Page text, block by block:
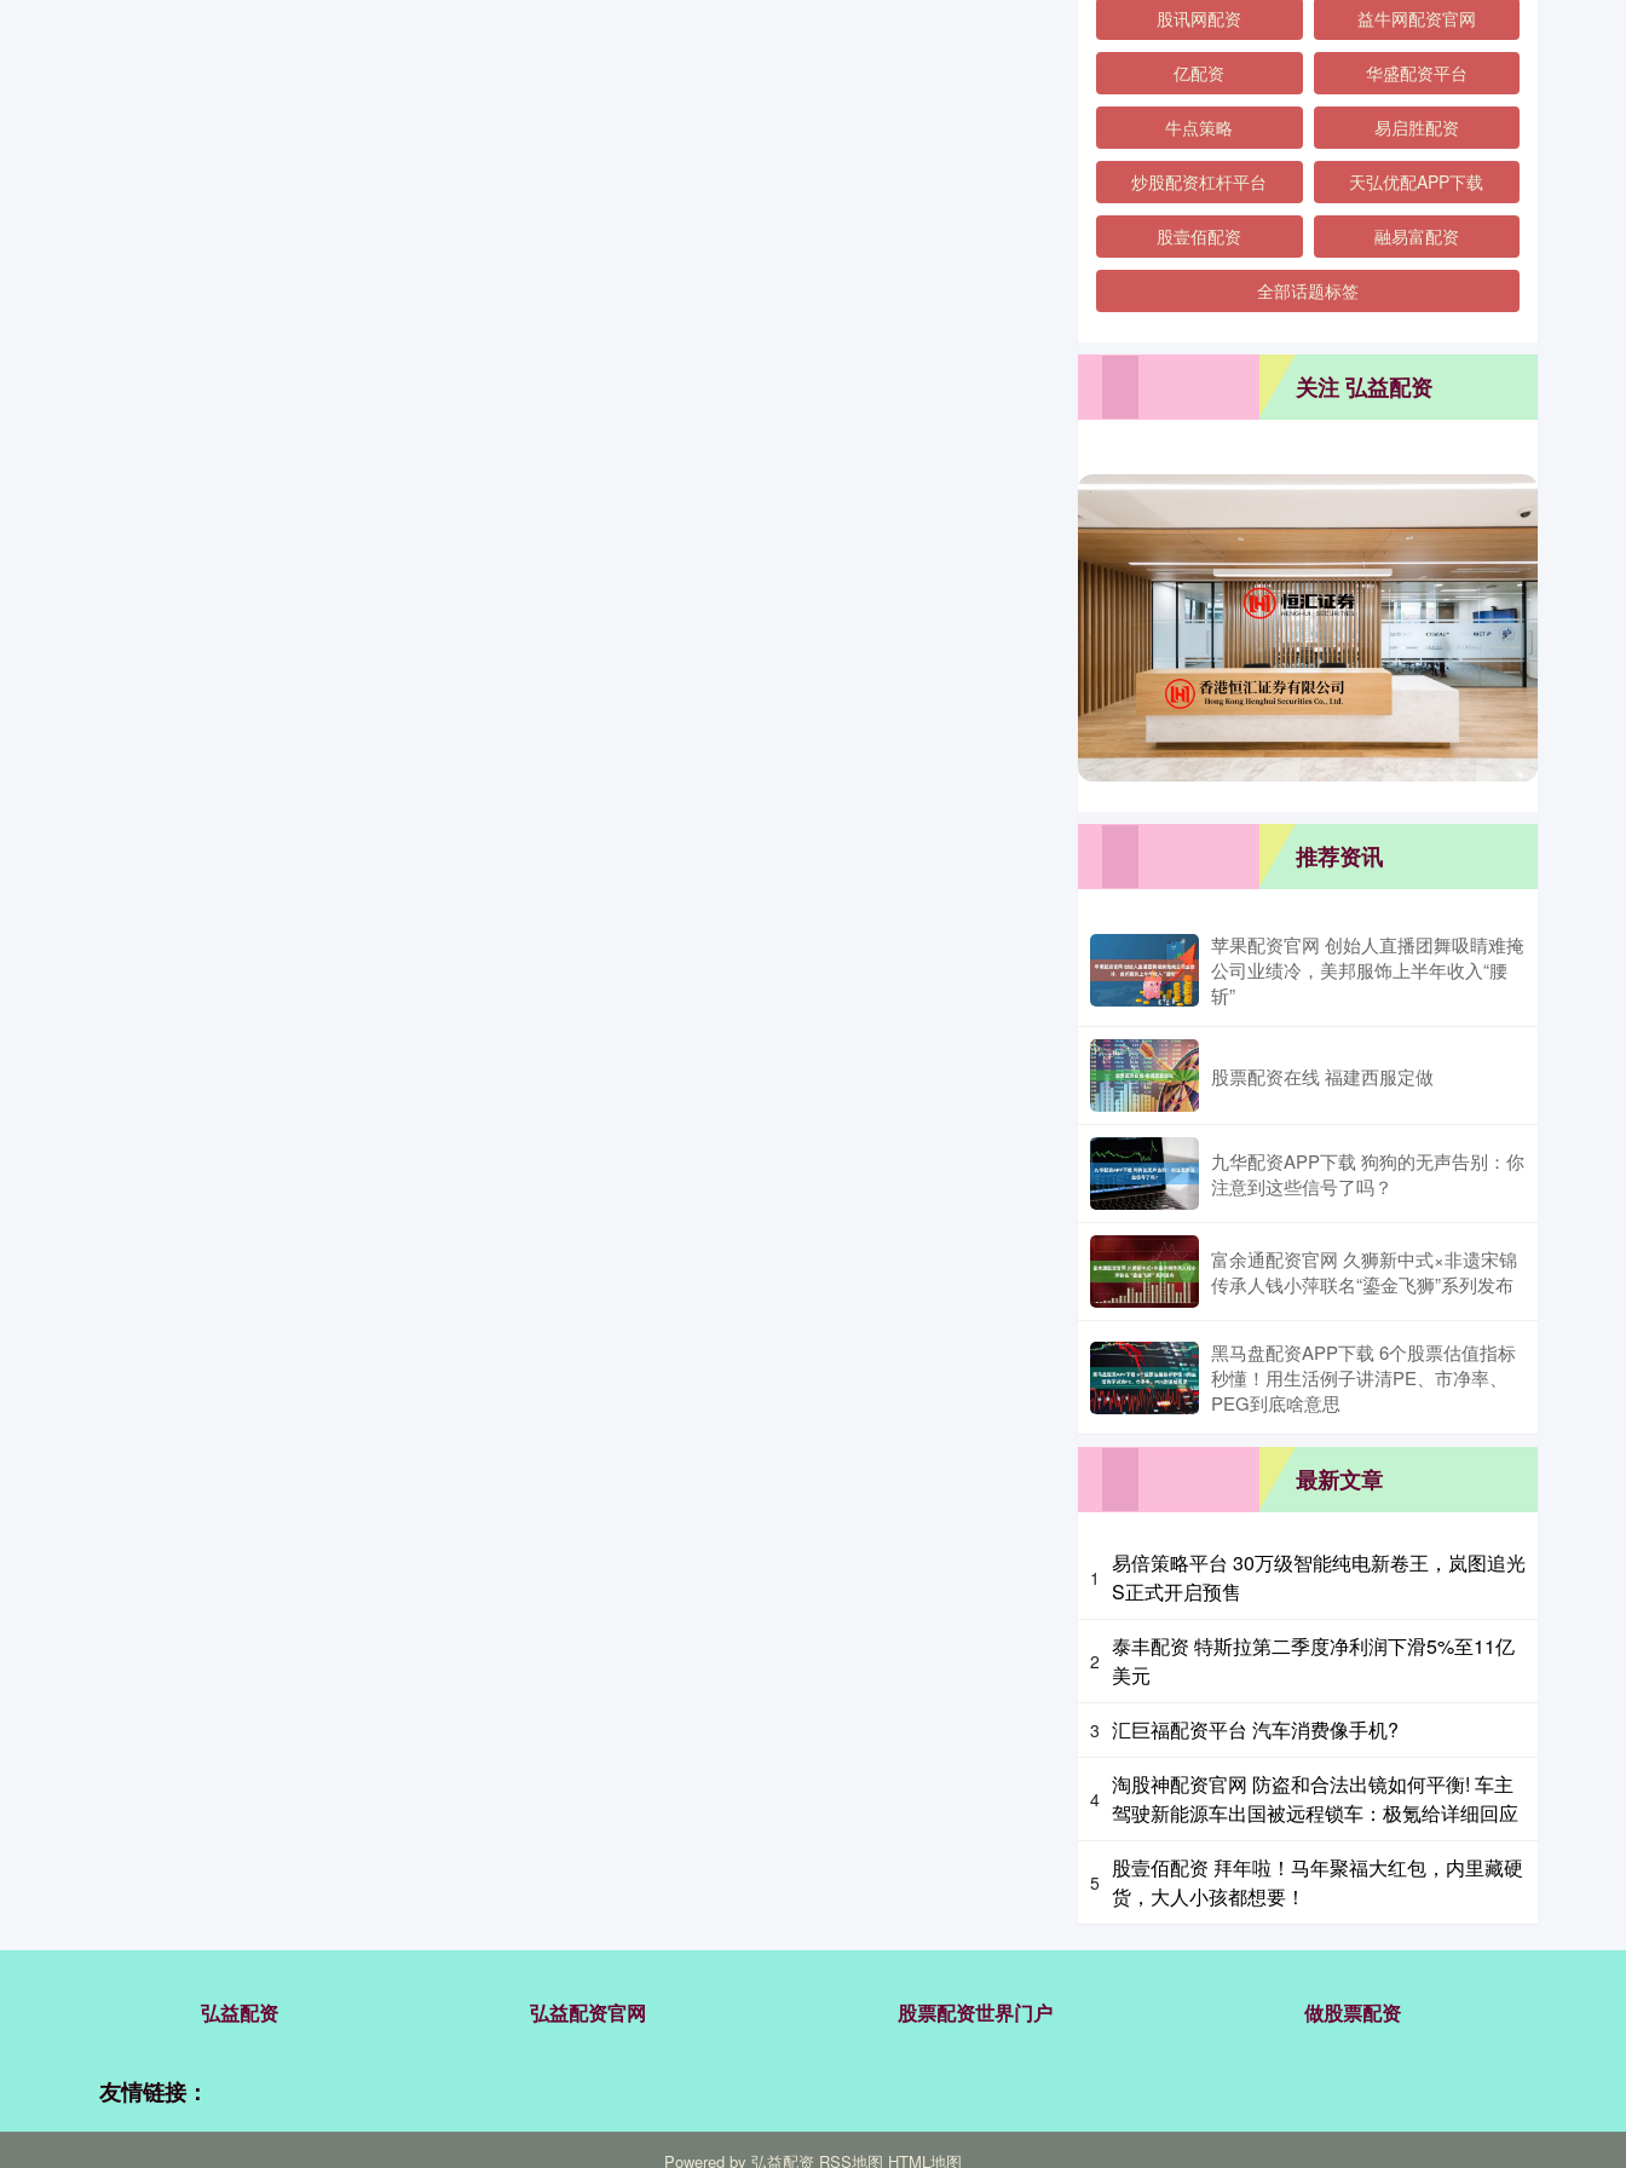
股讯网配资 益牛网配资官网
亿配资 华盛配资平台
牛点策略 易启胜配资
炒股配资杠杆平台 天弘优配APP下载
股壹佰配资 融易富配资
全部话题标签
关注 弘益配资
推荐资讯
苹果配资官网 创始人直播团舞吸睛难掩
公司业绩冷，美邦服饰上半年收入“腰
斩”
股票配资在线 福建西服定做
九华配资APP下载 狗狗的无声告别：你
注意到这些信号了吗？
富余通配资官网 久狮新中式×非遗宋锦
传承人钱小萍联名“鎏金飞狮”系列发布
黑马盘配资APP下载 6个股票估值指标
秒懂！用生活例子讲清PE、市净率、
PEG到底啥意思
最新文章
1
易倍策略平台 30万级智能纯电新卷王，岚图追光
S正式开启预售
2
泰丰配资 特斯拉第二季度净利润下滑5%至11亿
美元
3 汇巨福配资平台 汽车消费像手机?
4
淘股神配资官网 防盗和合法出镜如何平衡! 车主
驾驶新能源车出国被远程锁车：极氪给详细回应
5
股壹佰配资 拜年啦！马年聚福大红包，内里藏硬
货，大人小孩都想要！
弘益配资 弘益配资官网 股票配资世界门户 做股票配资
友情链接：
Powered by 弘益配资 RSS地图 HTML地图